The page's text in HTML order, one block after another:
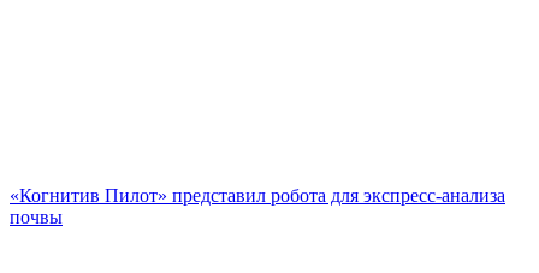
«Когнитив Пилот» представил робота для экспресс-анализа
почвы